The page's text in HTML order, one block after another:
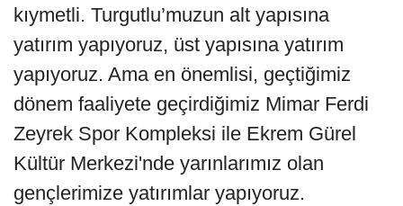
kıymetli. Turgutlu’muzun alt yapısına
yatırım yapıyoruz, üst yapısına yatırım
yapıyoruz. Ama en önemlisi, geçtiğimiz
dönem faaliyete geçirdiğimiz Mimar Ferdi
Zeyrek Spor Kompleksi ile Ekrem Gürel
Kültür Merkezi'nde yarınlarımız olan
gençlerimize yatırımlar yapıyoruz.